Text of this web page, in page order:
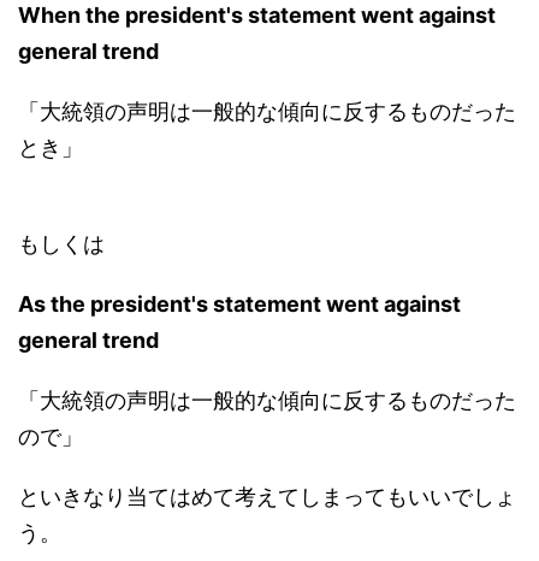
When the president's statement went against
general trend
「大統領の声明は一般的な傾向に反するものだった
とき」
もしくは
As the president's statement went against
general trend
「大統領の声明は一般的な傾向に反するものだった
ので」
といきなり当てはめて考えてしまってもいいでしょ
う。